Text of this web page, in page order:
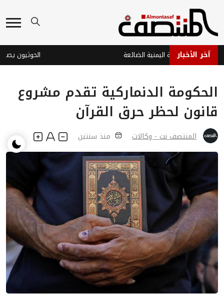
آخر الأخبار
والدبلوماسية اليمنية الضائعة الحوثيون
الحكومة الدنماركية تقدم مشروع
قانون لحظر حرق القرآن
المنتصف نت - وكالات منذ سنتين